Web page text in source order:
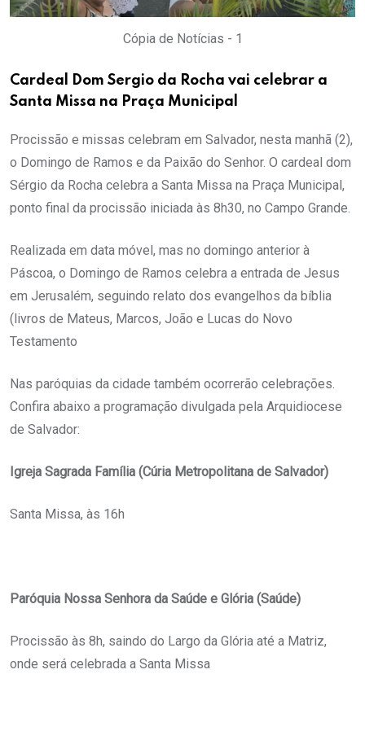
Cópia de Notícias - 1
Cardeal Dom Sergio da Rocha vai celebrar a
Santa Missa na Praça Municipal
Procissão e missas celebram em Salvador, nesta manhã (2),
o Domingo de Ramos e da Paixão do Senhor. O cardeal dom
Sérgio da Rocha celebra a Santa Missa na Praça Municipal,
ponto final da procissão iniciada às 8h30, no Campo Grande.
Realizada em data móvel, mas no domingo anterior à
Páscoa, o Domingo de Ramos celebra a entrada de Jesus
em Jerusalém, seguindo relato dos evangelhos da bíblia
(livros de Mateus, Marcos, João e Lucas do Novo
Testamento
Nas paróquias da cidade também ocorrerão celebrações.
Confira abaixo a programação divulgada pela Arquidiocese
de Salvador:
Igreja Sagrada Família (Cúria Metropolitana de Salvador)
Santa Missa, às 16h
Paróquia Nossa Senhora da Saúde e Glória (Saúde)
Procissão às 8h, saindo do Largo da Glória até a Matriz,
onde será celebrada a Santa Missa